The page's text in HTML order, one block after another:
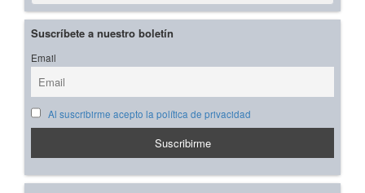
Suscríbete a nuestro boletín
Email
Al suscribirme acepto la política de privacidad